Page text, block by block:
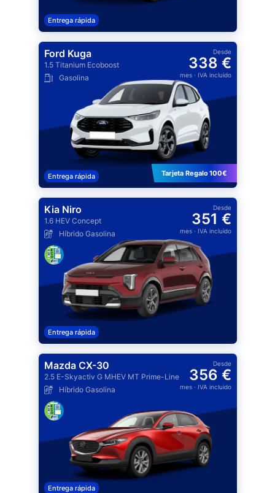
Entrega rápida
Ford Kuga
1.5 Titanium Ecoboost
Gasolina
Desde
338 €
mes· IVA incluido
Entrega rápida Tarjeta Regalo 100€
Kia Niro
1.6 HEV Concept
Híbrido Gasolina
Desde
351 €
mes· IVA incluido
Entrega rápida
Mazda CX-30
2.5 E-Skyactiv G MHEV MT Prime-Line
Híbrido Gasolina
Desde
356 €
mes· IVA incluido
Entrega rápida